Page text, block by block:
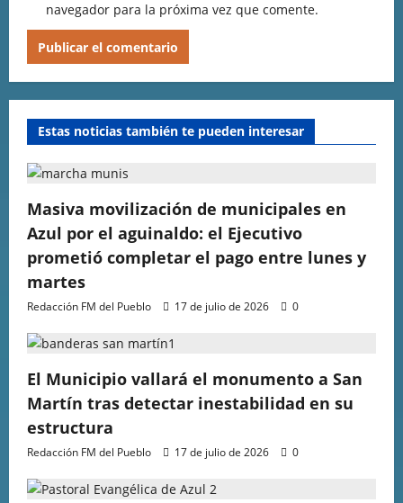
navegador para la próxima vez que comente.
Estas noticias también te pueden interesar
Masiva movilización de municipales en
Azul por el aguinaldo: el Ejecutivo
prometió completar el pago entre lunes y
martes
Redacción FM del Pueblo 17 de julio de 2026 0
El Municipio vallará el monumento a San
Martín tras detectar inestabilidad en su
estructura
Redacción FM del Pueblo 17 de julio de 2026 0